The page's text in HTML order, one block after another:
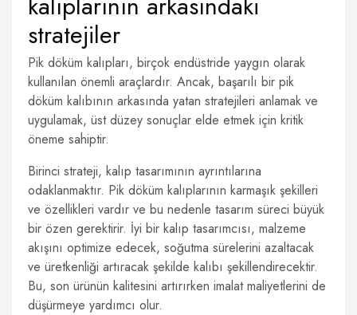
stratejiler
Pik döküm kalıpları, birçok endüstride yaygın olarak
kullanılan önemli araçlardır. Ancak, başarılı bir pik
döküm kalıbının arkasında yatan stratejileri anlamak ve
uygulamak, üst düzey sonuçlar elde etmek için kritik
öneme sahiptir.
Birinci strateji, kalıp tasarımının ayrıntılarına
odaklanmaktır. Pik döküm kalıplarının karmaşık şekilleri
ve özellikleri vardır ve bu nedenle tasarım süreci büyük
bir özen gerektirir. İyi bir kalıp tasarımcısı, malzeme
akışını optimize edecek, soğutma sürelerini azaltacak
ve üretkenliği artıracak şekilde kalıbı şekillendirecektir.
Bu, son ürünün kalitesini artırırken imalat maliyetlerini de
düşürmeye yardımcı olur.